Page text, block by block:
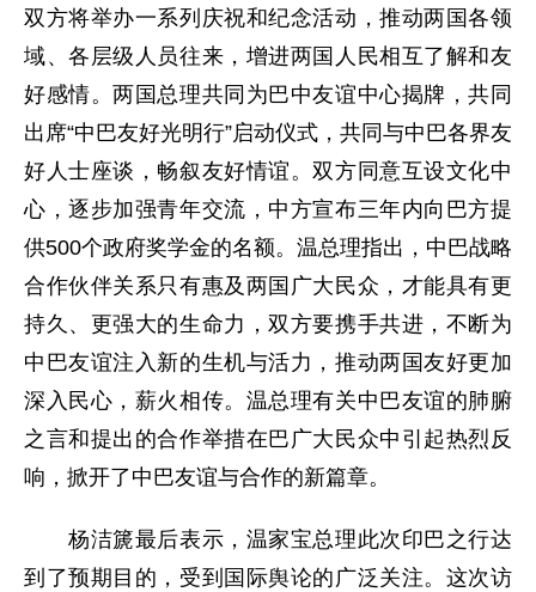
双方将举办一系列庆祝和纪念活动，推动两国各领
域、各层级人员往来，增进两国人民相互了解和友
好感情。两国总理共同为巴中友谊中心揭牌，共同
出席“中巴友好光明行”启动仪式，共同与中巴各界友
好人士座谈，畅叙友好情谊。双方同意互设文化中
心，逐步加强青年交流，中方宣布三年内向巴方提
供500个政府奖学金的名额。温总理指出，中巴战略
合作伙伴关系只有惠及两国广大民众，才能具有更
持久、更强大的生命力，双方要携手共进，不断为
中巴友谊注入新的生机与活力，推动两国友好更加
深入民心，薪火相传。温总理有关中巴友谊的肺腑
之言和提出的合作举措在巴广大民众中引起热烈反
响，掀开了中巴友谊与合作的新篇章。
杨洁篪最后表示，温家宝总理此次印巴之行达
到了预期目的，受到国际舆论的广泛关注。这次访